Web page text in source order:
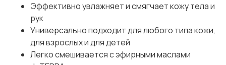
Эффективно увлажняет и смягчает кожу тела и
рук
Универсально подходит для любого типа кожи,
для взрослых и для детей
Легко смешивается с эфирными маслами